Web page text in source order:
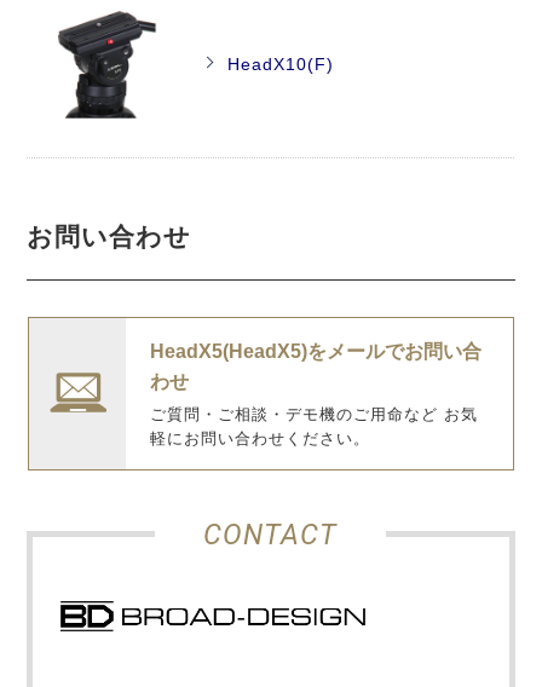
HeadX10(F)
お問い合わせ
HeadX5(HeadX5)をメールでお問い合
わせ
ご質問・ご相談・デモ機のご用命など お気
軽にお問い合わせください。
CONTACT